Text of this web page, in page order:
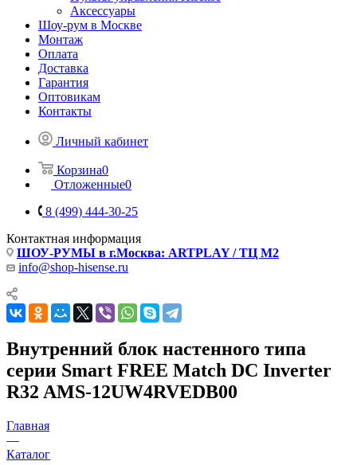
Аксессуары
Шоу-рум в Москве
Монтаж
Оплата
Доставка
Гарантия
Оптовикам
Контакты
Личный кабинет
Корзина0
Отложенные0
8 (499) 444-30-25
Контактная информация
ШОУ-РУМЫ в г.Москва: ARTPLAY / ТЦ М2
info@shop-hisense.ru
Внутренний блок настенного типа
серии Smart FREE Match DC Inverter
R32 AMS-12UW4RVEDB00
Главная
—
Каталог